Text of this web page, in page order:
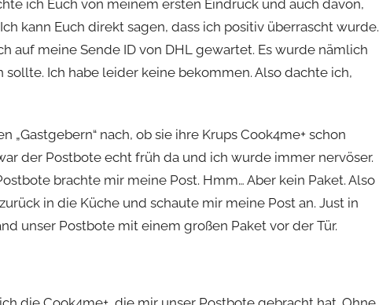
ich Euch von meinem ersten Eindruck und auch davon,
kann Euch direkt sagen, dass ich positiv überrascht wurde.
auf meine Sende ID von DHL gewartet. Es wurde nämlich
Ich habe leider keine bekommen. Also dachte ich,
„Gastgebern“ nach, ob sie ihre Krups Cook4me+ schon
der Postbote echt früh da und ich wurde immer nervöser.
brachte mir meine Post. Hmm… Aber kein Paket. Also
in die Küche und schaute mir meine Post an. Just in
unser Postbote mit einem großen Paket vor der Tür.